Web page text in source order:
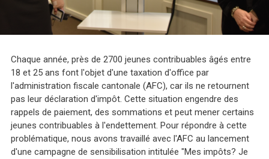
Chaque année, près de 2700 jeunes contribuables âgés entre
18 et 25 ans font l'objet d'une taxation d'office par
l'administration fiscale cantonale (AFC), car ils ne retournent
pas leur déclaration d'impôt. Cette situation engendre des
rappels de paiement, des sommations et peut mener certains
jeunes contribuables à l'endettement. Pour répondre à cette
problématique, nous avons travaillé avec l'AFC au lancement
d'une campagne de sensibilisation intitulée "Mes impôts? Je